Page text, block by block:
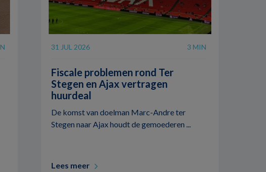
31 JUL 2026 3 MIN
Fiscale problemen rond Ter
Stegen en Ajax vertragen
huurdeal
De komst van doelman Marc-Andre ter
Stegen naar Ajax houdt de gemoederen ...
Lees meer